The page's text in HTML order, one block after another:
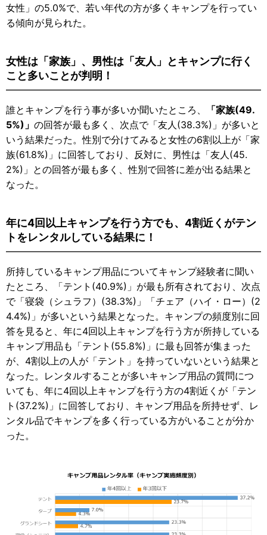
女性」の5.0%で、若い年代の方が多くキャンプを行ってい
る傾向が見られた。
女性は「家族」、男性は「友人」とキャンプに行く
こと多いことが判明！
誰とキャンプを行う事が多いか聞いたところ、
「家族(49.
5%)」 の回答が最も多く、次点で「友人(38.3%)」が多いと
いう結果だった。性別で分けてみると女性の6割以上が「家
族(61.8%)」に回答しており、反対に、男性は「友人(45.
2%)」との回答が最も多く、性別で回答に差が出る結果と
なった。
年に4回以上キャンプを行う方でも、4割近くがテン
トをレンタルしている結果に！
所持しているキャンプ用品についてキャンプ経験者に聞い
たところ、「テント(40.9%)」が最も所有されており、次点
で「寝袋（シュラフ）(38.3%)」「チェア（ハイ・ロー）(2
4.4%)」が多いという結果となった。キャンプの頻度別に回
答を見ると、年に4回以上キャンプを行う方が所持している
キャンプ用品も「テント(55.8%)」に最も回答が集まった
が、4割以上の人が「テント」を持っていないという結果と
なった。レンタルすることが多いキャンプ用品の質問につ
いても、年に4回以上キャンプを行う方の4割近くが「テン
ト(37.2%)」に回答しており、キャンプ用品を所持せず、レ
ンタル品でキャンプを多く行っている方がいることが分か
った。